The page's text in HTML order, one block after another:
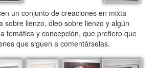
un conjunto de creaciones en mixta
sobre lienzo, óleo sobre lienzo y algún
temática y concepción, que prefiero que
que siguen a comentárselas.